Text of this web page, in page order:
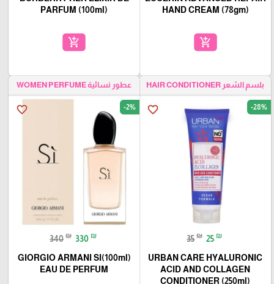
HAND CREAM (78gm)
add_shopping_cart
PARFUM (100ml)
add_shopping_cart
بلسم الشعر HAIR CONDITIONER
favorite_border -28%
35 ₪ 25 ₪
URBAN CARE HYALURONIC
ACID AND COLLAGEN
CONDITIONER (250ml)
عطور نسائية WOMEN PERFUME
favorite_border -2%
340 ₪ 330 ₪
(100ml)GIORGIO ARMANI SI
EAU DE PERFUM